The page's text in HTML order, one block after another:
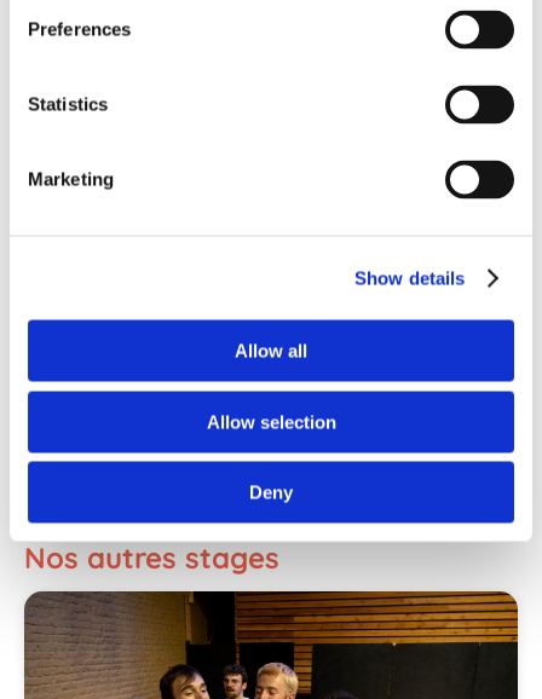
Preferences
Statistics
Marketing
Show details
Allow all
Allow selection
Deny
Nos autres stages